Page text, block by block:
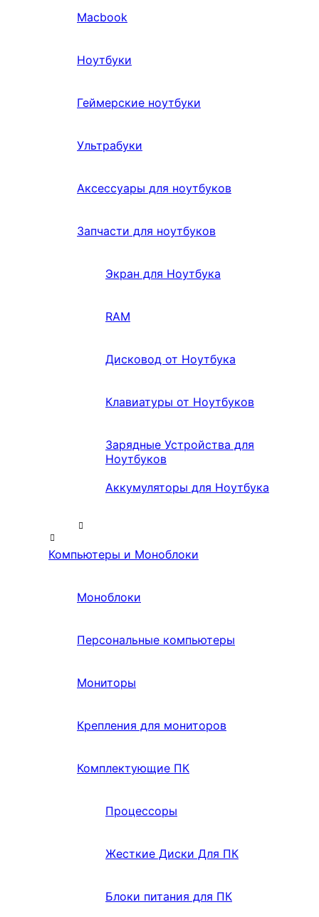
Macbook
Ноутбуки
Геймерские ноутбуки
Ультрабуки
Аксессуары для ноутбуков
Запчасти для ноутбуков
Экран для Ноутбука
RAM
Дисковод от Ноутбука
Клавиатуры от Ноутбуков
Зарядные Устройства для
Ноутбуков
Аккумуляторы для Ноутбука
Компьютеры и Моноблоки
Моноблоки
Персональные компьютеры
Мониторы
Крепления для мониторов
Комплектующие ПК
Процессоры
Жесткие Диски Для ПК
Блоки питания для ПК